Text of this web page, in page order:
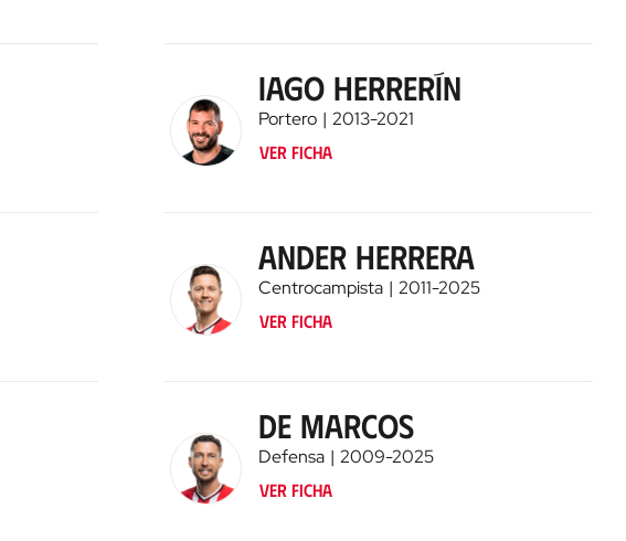
Iago Herrerín
Portero 2013-2021
Ver ficha
Ander Herrera
Centrocampista 2011-2025
Ver ficha
De Marcos
Defensa 2009-2025
Ver ficha